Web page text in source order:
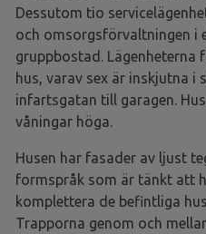
Dessutom tio
och omsorgsförvaltningen i
gruppbostad. Lägenheterna
hus, varav sex är inskjutna i
infartsgatan till garagen.
våningar höga.
Husen har fasader av ljust
formspråk som är tänkt att
komplettera de befintliga
Trapporna genom och